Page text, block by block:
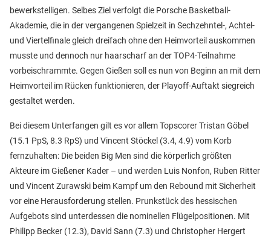
bewerkstelligen. Selbes Ziel verfolgt die Porsche Basketball-
Akademie, die in der vergangenen Spielzeit in Sechzehntel-, Achtel-
und Viertelfinale gleich dreifach ohne den Heimvorteil auskommen
musste und dennoch nur haarscharf an der TOP4-Teilnahme
vorbeischrammte. Gegen Gießen soll es nun von Beginn an mit dem
Heimvorteil im Rücken funktionieren, der Playoff-Auftakt siegreich
gestaltet werden.
Bei diesem Unterfangen gilt es vor allem Topscorer Tristan Göbel
(15.1 PpS, 8.3 RpS) und Vincent Stöckel (3.4, 4.9) vom Korb
fernzuhalten: Die beiden Big Men sind die körperlich größten
Akteure im Gießener Kader – und werden Luis Nonfon, Ruben Ritter
und Vincent Zurawski beim Kampf um den Rebound mit Sicherheit
vor eine Herausforderung stellen. Prunkstück des hessischen
Aufgebots sind unterdessen die nominellen Flügelpositionen. Mit
Philipp Becker (12.3), David Sann (7.3) und Christopher Hergert